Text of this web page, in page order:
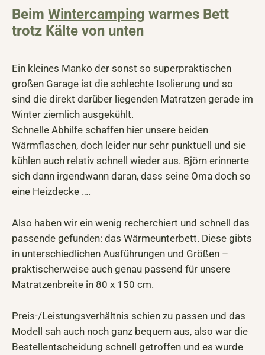
Beim Wintercamping warmes Bett
trotz Kälte von unten
Ein kleines Manko der sonst so superpraktischen
großen Garage ist die schlechte Isolierung und so
sind die direkt darüber liegenden Matratzen gerade im
Winter ziemlich ausgekühlt.
Schnelle Abhilfe schaffen hier unsere beiden
Wärmflaschen, doch leider nur sehr punktuell und sie
kühlen auch relativ schnell wieder aus. Björn erinnerte
sich dann irgendwann daran, dass seine Oma doch so
eine Heizdecke ….
Also haben wir ein wenig recherchiert und schnell das
passende gefunden: das Wärmeunterbett. Diese gibts
in unterschiedlichen Ausführungen und Größen –
praktischerweise auch genau passend für unsere
Matratzenbreite in 80 x 150 cm.
Preis-/Leistungsverhältnis schien zu passen und das
Modell sah auch noch ganz bequem aus, also war die
Bestellentscheidung schnell getroffen und es wurde